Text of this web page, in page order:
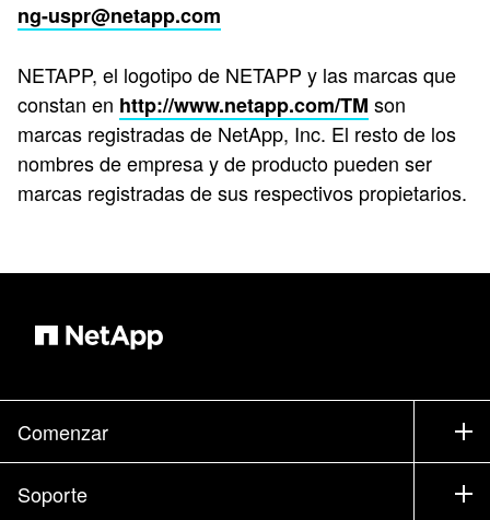
ng-uspr@netapp.com
NETAPP, el logotipo de NETAPP y las marcas que
constan en http://www.netapp.com/TM son
marcas registradas de NetApp, Inc. El resto de los
nombres de empresa y de producto pueden ser
marcas registradas de sus respectivos propietarios.
Comenzar
Cómo comprar
Soporte